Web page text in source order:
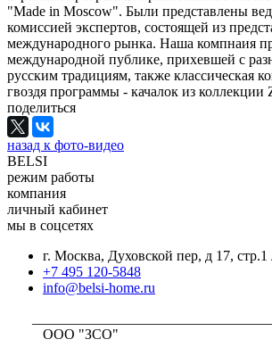
"Made in Moscow". Были представлены
комиссией экспертов, состоящей из
международного рынка. Наша компнаия
международной публике, прихевшей с
русским традициям, также классическая
гвоздя программы - качалок из
поделиться
назад к фото-видео
BELSI
режим работы
компания
личный кабинет
мы в соцсетях
г. Москва, Духовской пер, д 17, стр.1
+7 495 120-5848
info@belsi-home.ru
ООО "ЗСО"